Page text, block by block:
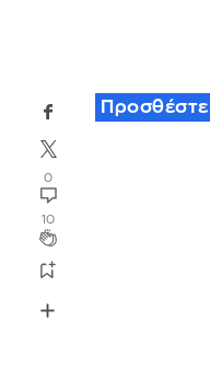
0
10